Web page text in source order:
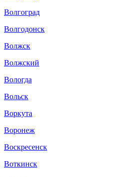
Волгоград
Волгодонск
Волжск
Волжский
Вологда
Вольск
Воркута
Воронеж
Воскресенск
Воткинск